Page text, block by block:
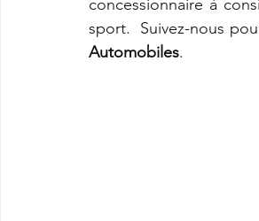
concessionnaire à
sport.  Suivez-nous
Automobiles.